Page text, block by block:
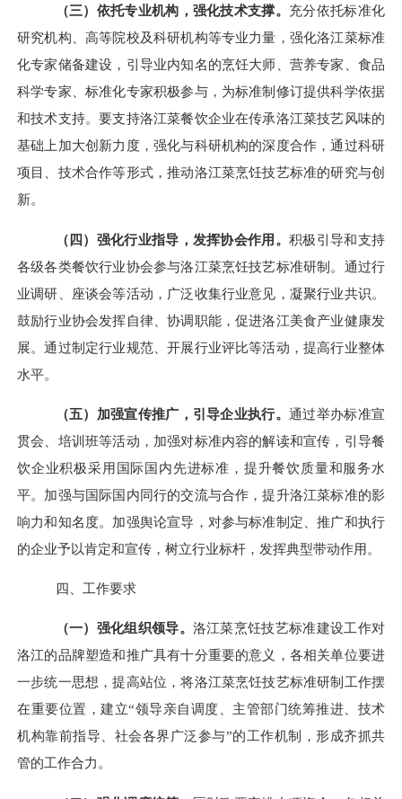
（三）依托专业机构，强化技术支撑。 充分依托标准化
研究机构、高等院校及科研机构等专业力量，强化洛江菜标准
化专家储备建设，引导业内知名的烹饪大师、营养专家、食品
科学专家、标准化专家积极参与，为标准制修订提供科学依据
和技术支持。要支持洛江菜餐饮企业在传承洛江菜技艺风味的
基础上加大创新力度，强化与科研机构的深度合作，通过科研
项目、技术合作等形式，推动洛江菜烹饪技艺标准的研究与创
新。
（四）强化行业指导，发挥协会作用。积极引导和支持
各级各类餐饮行业协会参与洛江菜烹饪技艺标准研制。通过行
业调研、座谈会等活动，广泛收集行业意见，凝聚行业共识。
鼓励行业协会发挥自律、协调职能，促进洛江美食产业健康发
展。通过制定行业规范、开展行业评比等活动，提高行业整体
水平。
（五）加强宣传推广，引导企业执行。通过举办标准宣
贯会、培训班等活动，加强对标准内容的解读和宣传，引导餐
饮企业积极采用国际国内先进标准，提升餐饮质量和服务水
平。加强与国际国内同行的交流与合作，提升洛江菜标准的影
响力和知名度。加强舆论宣导，对参与标准制定、推广和执行
的企业予以肯定和宣传，树立行业标杆，发挥典型带动作用。
四、工作要求
（一）强化组织领导。 洛江菜烹饪技艺标准建设工作对
洛江的品牌塑造和推广具有十分重要的意义，各相关单位要进
一步统一思想，提高站位，将洛江菜烹饪技艺标准研制工作摆
在重要位置，建立“领导亲自调度、主管部门统筹推进、技术
机构靠前指导、社会各界广泛参与”的工作机制，形成齐抓共
管的工作合力。